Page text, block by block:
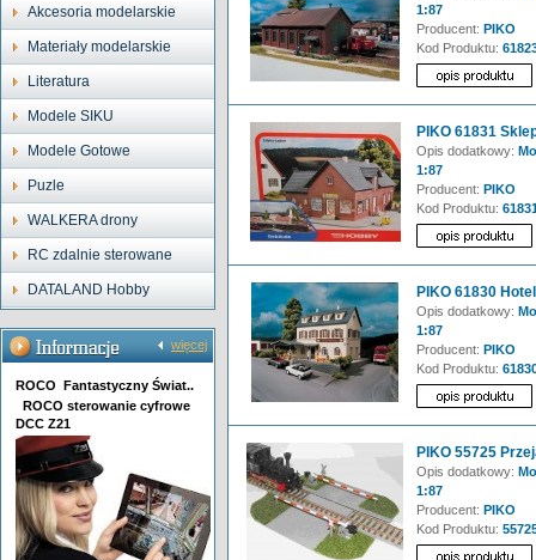
Akcesoria modelarskie
Materiały modelarskie
Literatura
Modele SIKU
Modele Gotowe
Puzle
WALKERA drony
RC zdalnie sterowane
DATALAND Hobby
więcej
ROCO Fantastyczny Świat..
ROCO sterowanie cyfrowe
DCC Z21
1:87
Producent: PIKO
Kod Produktu:
PIKO 61831
Opis dodatkowy:
1:87
Producent: PIKO
Kod Produktu:
PIKO 61830 Hotel
Opis dodatkowy:
1:87
Producent: PIKO
Kod Produktu:
PIKO 55725
Opis dodatkowy:
1:87
Producent: PIKO
Kod Produktu: